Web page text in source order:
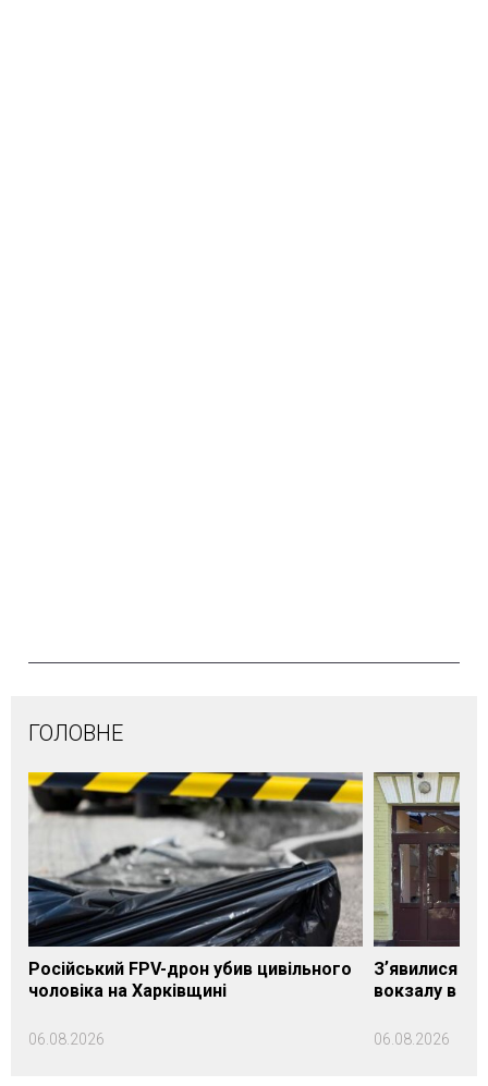
ГОЛОВНЕ
Російський FPV-дрон убив цивільного
чоловіка на Харківщині
06.08.2026
Зʼявилися
вокзалу в
06.08.2026